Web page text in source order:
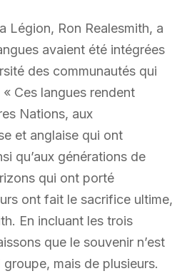
Légion, Ron Realesmith, a
avaient été intégrées
des communautés qui
Ces langues rendent
Nations, aux
et anglaise qui ont
qu’aux générations de
qui ont porté
ont fait le sacrifice ultime,
En incluant les trois
que le souvenir n’est
groupe, mais de plusieurs.